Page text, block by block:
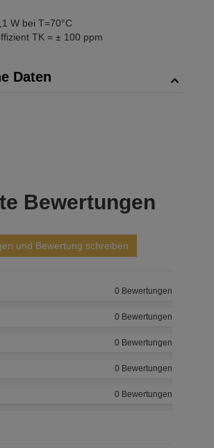
W bei T=70°C
TK = ± 100 ppm
Daten
Bewertungen
und Bewertung schreiben
0 Bewertungen
0 Bewertungen
0 Bewertungen
0 Bewertungen
0 Bewertungen